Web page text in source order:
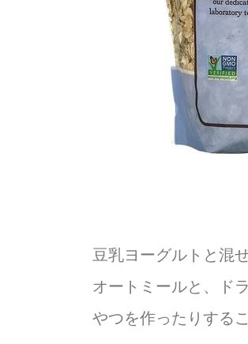
豆乳ヨーグルトと混
オートミールと、ド
やつを作ったりする